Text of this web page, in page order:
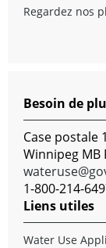
Regardez nos
Besoin de
Case postale
Winnipeg MB
1-800-214-
Liens utiles
Water Use